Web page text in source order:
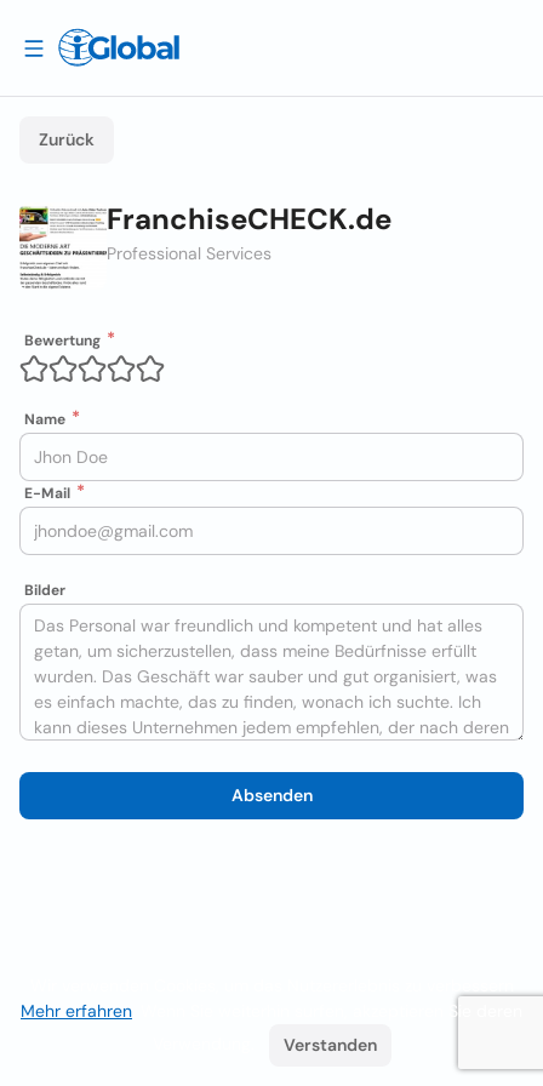
Zurück
FranchiseCHECK.de
Professional Services
Bewertung
Name
E-Mail
Bilder
Absenden
Mehr erfahren . Wenn Sie weiterhin surfen, akzeptieren Sie deren
Verstanden